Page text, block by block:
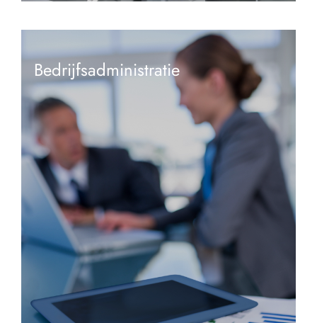
Bedrijfsadministratie